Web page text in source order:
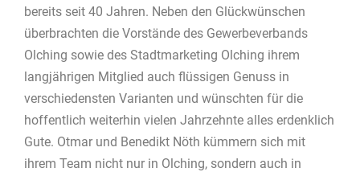
bereits seit 40 Jahren. Neben den Glückwünschen
überbrachten die Vorstände des Gewerbeverbands
Olching sowie des Stadtmarketing Olching ihrem
langjährigen Mitglied auch flüssigen Genuss in
verschiedensten Varianten und wünschten für die
hoffentlich weiterhin vielen Jahrzehnte alles erdenklich
Gute. Otmar und Benedikt Nöth kümmern sich mit
ihrem Team nicht nur in Olching, sondern auch in